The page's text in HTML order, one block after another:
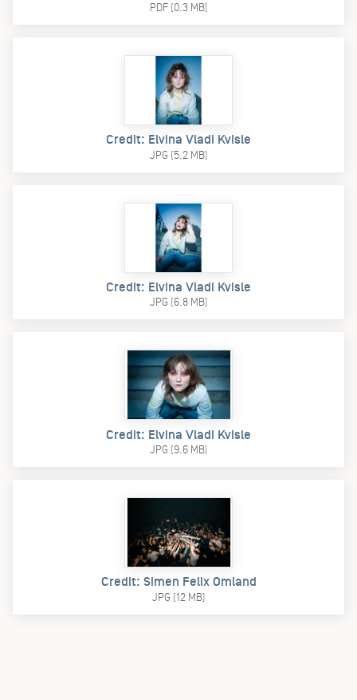
PDF (0.3 MB)
Credit: Elvina Vladi Kvisle
JPG (5.2 MB)
Credit: Elvina Vladi Kvisle
JPG (6.8 MB)
Credit: Elvina Vladi Kvisle
JPG (9.6 MB)
Credit: Simen Felix Omland
JPG (12 MB)